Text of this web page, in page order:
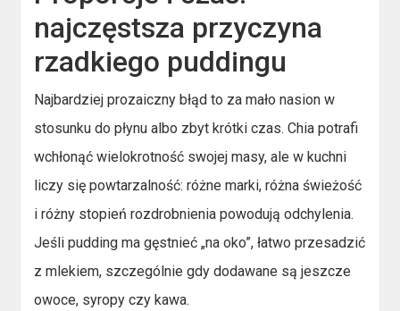
najczęstsza przyczyna
rzadkiego puddingu
Najbardziej prozaiczny błąd to za mało nasion w
stosunku do płynu albo zbyt krótki czas. Chia potrafi
wchłonąć wielokrotność swojej masy, ale w kuchni
liczy się powtarzalność: różne marki, różna świeżość
i różny stopień rozdrobnienia powodują odchylenia.
Jeśli pudding ma gęstnieć „na oko”, łatwo przesadzić
z mlekiem, szczególnie gdy dodawane są jeszcze
owoce, syropy czy kawa.